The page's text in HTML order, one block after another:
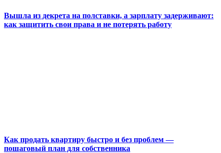
Вышла из декрета на полставки, а зарплату задерживают:
как защитить свои права и не потерять работу
Как продать квартиру быстро и без проблем —
пошаговый план для собственника